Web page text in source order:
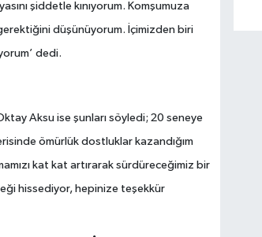
şiddetle kınıyorum. Komşumuza
düşünüyorum. İçimizden biri
dedi.
Aksu ise şunları söyledi; 20 seneye
ömürlük dostluklar kazandığım
kat kat artırarak sürdüreceğimiz bir
hissediyor, hepinize teşekkür